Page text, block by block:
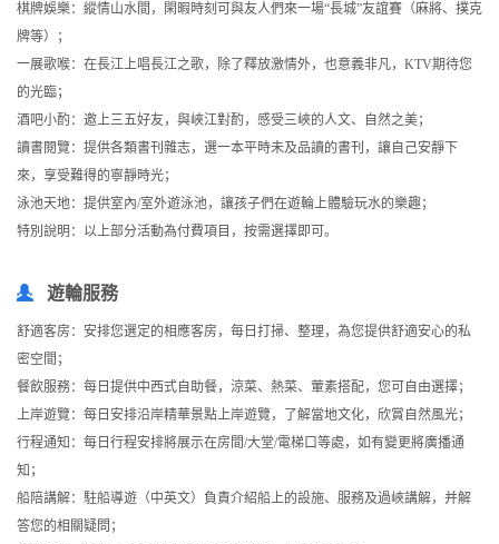
棋牌娛樂：縱情山水間，閑暇時刻可與友人們來一場“長城”友誼賽（麻將、撲克
牌等）；
一展歌喉：在長江上唱長江之歌，除了釋放激情外，也意義非凡，KTV期待您
的光臨；
酒吧小酌：邀上三五好友，與峽江對酌，感受三峽的人文、自然之美；
讀書閱覽：提供各類書刊雜志，選一本平時未及品讀的書刊，讓自己安靜下
來，享受難得的寧靜時光；
泳池天地：提供室內/室外遊泳池，讓孩子們在遊輪上體驗玩水的樂趣；
特別說明：以上部分活動為付費項目，按需選擇即可。
遊輪服務
舒適客房：安排您選定的相應客房，每日打掃、整理，為您提供舒適安心的私
密空間；
餐飲服務：每日提供中西式自助餐，涼菜、熱菜、葷素搭配，您可自由選擇；
上岸遊覽：每日安排沿岸精華景點上岸遊覽，了解當地文化，欣賞自然風光；
行程通知：每日行程安排將展示在房間/大堂/電梯口等處，如有變更將廣播通
知；
船陪講解：駐船導遊（中英文）負責介紹船上的設施、服務及過峽講解，并解
答您的相關疑問；